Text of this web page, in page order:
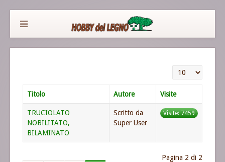
Visualizza n.
Titolo Autore Visite
TRUCIOLATO
NOBILITATO,
BILAMINATO
Scritto da
Super User
Visite: 7459
Pagina 2 di 2